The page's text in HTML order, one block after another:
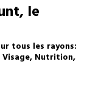
le
tous les rayons:
Visage, Nutrition,